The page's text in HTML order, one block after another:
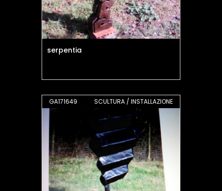
serpentia
GA171649 SCULTURA / INSTALLAZIONE